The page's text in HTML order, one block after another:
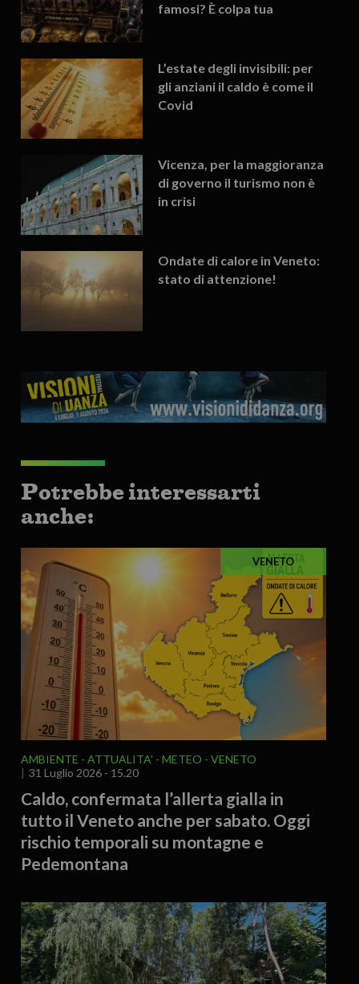
famosi? È colpa tua
L’estate degli invisibili: per
gli anziani il caldo è come il
Covid
Vicenza, per la maggioranza
di governo il turismo non è
in crisi
Ondate di calore in Veneto:
stato di attenzione!
Potrebbe interessarti
anche:
VENETO
AMBIENTE ATTUALITA' METEO
VENETO
31 Luglio 2026 - 15.20
Caldo, confermata l’allerta gialla in
tutto il Veneto anche per sabato. Oggi
rischio temporali su montagne e
Pedemontana